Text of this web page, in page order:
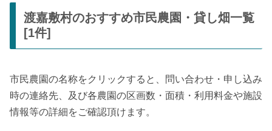
渡嘉敷村のおすすめ市民農園・貸し畑一覧
[1件]
市民農園の名称をクリックすると、問い合わせ・申し込み
時の連絡先、及び各農園の区画数・面積・利用料金や施設
情報等の詳細をご確認頂けます。